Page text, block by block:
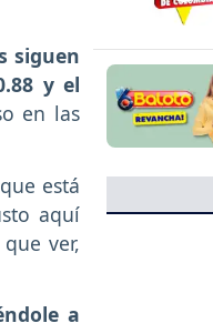
siguen
y el
en las
está
aquí
ver,
a